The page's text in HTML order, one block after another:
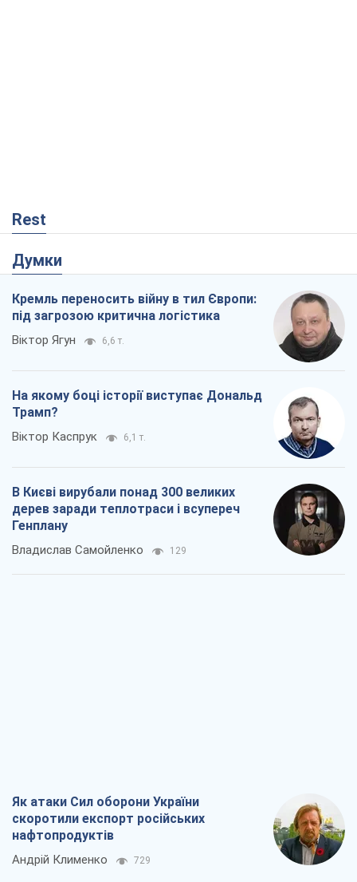
Rest
Думки
Кремль переносить війну в тил Європи:
під загрозою критична логістика
Віктор Ягун 6,6 т.
На якому боці історії виступає Дональд
Трамп?
Віктор Каспрук 6,1 т.
В Києві вирубали понад 300 великих
дерев заради теплотраси і всупереч
Генплану
Владислав Самойленко 129
Як атаки Сил оборони України
скоротили експорт російських
нафтопродуктів
Андрій Клименко 729